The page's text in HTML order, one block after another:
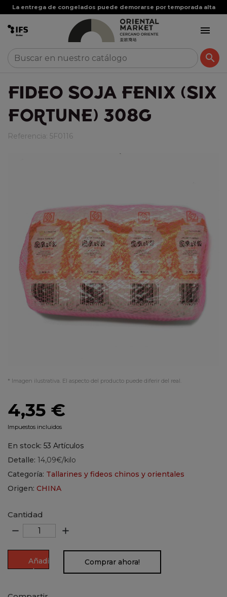
La entrega de congelados puede demorarse por temporada alta


FIDEO SOJA FENIX (SIX
FORTUNE) 308G
Referencia: 5F0116
* Imagen ilustrativa. El aspecto del producto puede diferir del real.
4,35 €
Impuestos incluidos
En stock: 53 Artículos
Detalle: 14,09€/kilo
Categoría: Tallarines y fideos chinos y orientales
Origen: CHINA
Cantidad
remove add
Añadir
al
Comprar ahora!